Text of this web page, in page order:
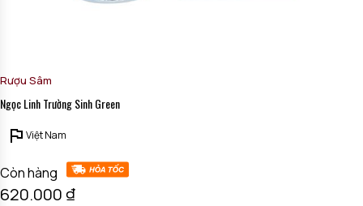
Rượu Sâm
Ngọc Linh Trường Sinh Green
Việt Nam
Còn hàng
620.000₫